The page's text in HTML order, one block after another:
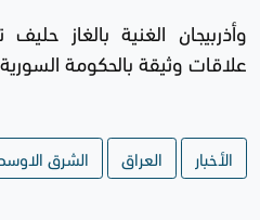
وأذربيجان الغنية بالغاز
علاقات وثيقة بالحكومة السورية
الأخبار العراق الشرق